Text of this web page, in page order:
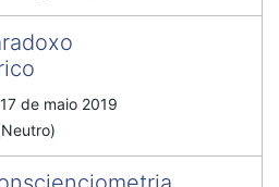
de maio 2019